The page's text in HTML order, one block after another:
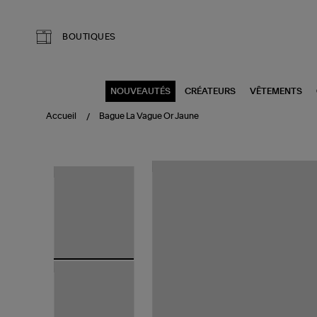
BOUTIQUES
NOUVEAUTÉS CRÉATEURS VÊTEMENTS
Accueil Bague La Vague Or Jaune